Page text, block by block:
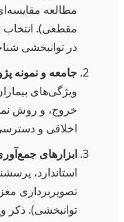
مطالعه
مقطعی).
در توانبخشی
جامعه و نمونه
ویژگی‌های
خروج، و روش
اخلاقی و
ابزارهای
استاندارد،
توانبخشی). ذکر